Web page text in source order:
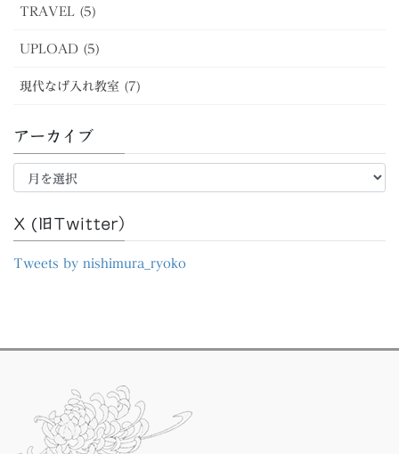
TRAVEL (5)
UPLOAD (5)
現代なげ入れ教室 (7)
アーカイブ
ア
イ
X (旧Twitter）
Tweets by nishimura_ryoko